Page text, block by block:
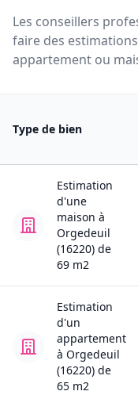
Les conseillers
faire des
appartement ou
Type de bien
Estimation
d'une
maison à
Orgedeuil
(16220) de
69 m2
Estimation
d'un
appartement
à Orgedeuil
(16220) de
65 m2